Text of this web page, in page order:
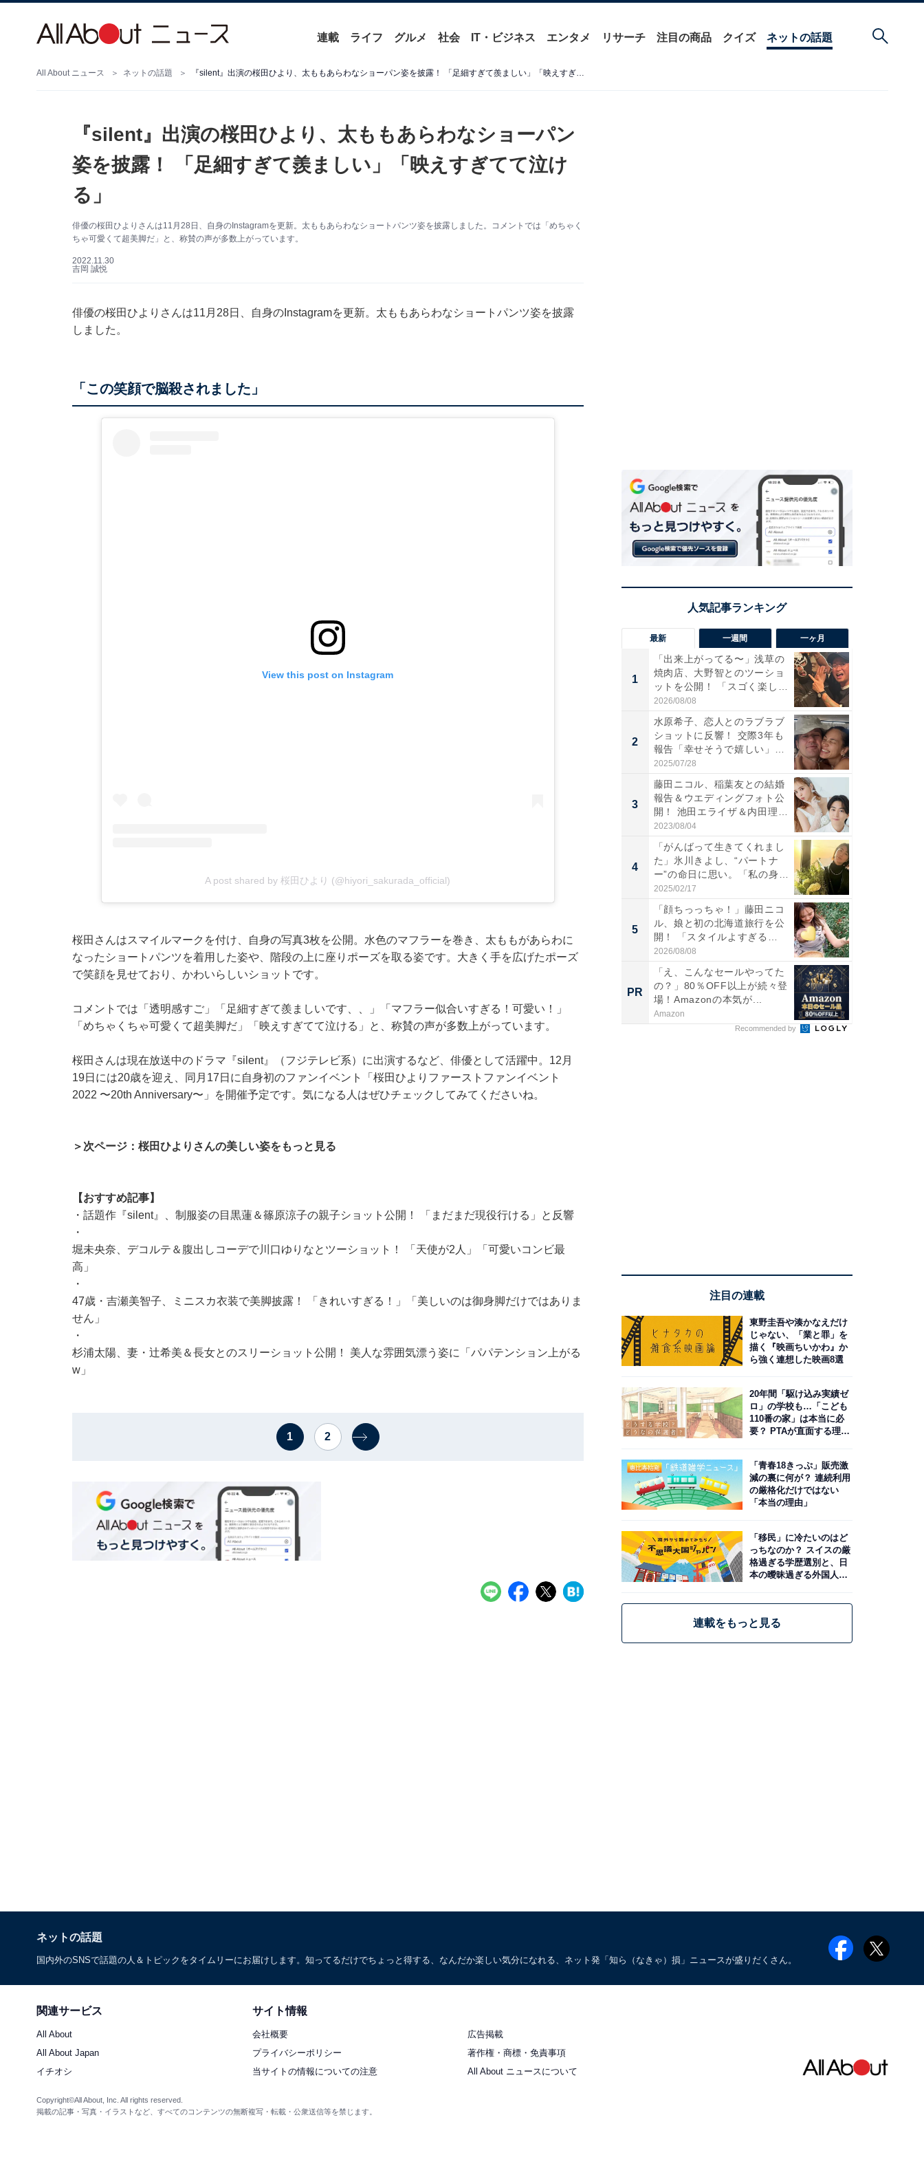
連載 ライフ グルメ 社会 IT・ビジネス エンタメ リサーチ 注目の商品 クイズ ネットの話題
All About ニュース ネットの話題 『silent』出演の桜田ひより、太ももあらわなショーパン姿を披露！ 「足細すぎて羨ましい」「映えすぎてて泣ける」
『silent』出演の桜田ひより、太ももあらわなショーパン
姿を披露！ 「足細すぎて羨ましい」「映えすぎてて泣け
る」
俳優の桜田ひよりさんは11月28日、自身のInstagramを更新。太ももあらわなショートパンツ姿を披露しました。コメントでは「めちゃく
ちゃ可愛くて超美脚だ」と、称賛の声が多数上がっています。
2022.11.30
吉岡 誠悦
俳優の桜田ひよりさんは11月28日、自身のInstagramを更新。太ももあらわなショートパンツ姿を披露
しました。
「この笑顔で脳殺されました」
View this post on Instagram
A post shared by 桜田ひより (@hiyori_sakurada_official)
桜田さんはスマイルマークを付け、自身の写真3枚を公開。水色のマフラーを巻き、太ももがあらわに
なったショートパンツを着用した姿や、階段の上に座りポーズを取る姿です。大きく手を広げたポーズ
で笑顔を見せており、かわいらしいショットです。
コメントでは「透明感すご」「足細すぎて羨ましいです、、」「マフラー似合いすぎる！可愛い！」
「めちゃくちゃ可愛くて超美脚だ」「映えすぎてて泣ける」と、称賛の声が多数上がっています。
桜田さんは現在放送中のドラマ『silent』（フジテレビ系）に出演するなど、俳優として活躍中。12月
19日には20歳を迎え、同月17日に自身初のファンイベント「桜田ひよりファーストファンイベント
2022 〜20th Anniversary〜」を開催予定です。気になる人はぜひチェックしてみてくださいね。
＞次ページ：桜田ひよりさんの美しい姿をもっと見る
【おすすめ記事】
・ 話題作『silent』、制服姿の目黒蓮＆篠原涼子の親子ショット公開！ 「まだまだ現役行ける」と反響
・
堀未央奈、デコルテ＆腹出しコーデで川口ゆりなとツーショット！ 「天使が2人」「可愛いコンビ最
高」
・
47歳・吉瀬美智子、ミニスカ衣装で美脚披露！ 「きれいすぎる！」「美しいのは御身脚だけではありま
せん」
・
杉浦太陽、妻・辻希美＆長女とのスリーショット公開！ 美人な雰囲気漂う姿に「パパテンション上がる
w」
1 2
最新 一週間 一ヶ月
1
「出来上がってる〜」浅草の
焼肉店、大野智とのツーショ
ットを公開！ 「スゴく楽し
そ...
2026/08/08
2
水原希子、恋人とのラブラブ
ショットに反響！ 交際3年も
報告「幸せそうで嬉しい」
「...
2025/07/28
3
藤田ニコル、稲葉友との結婚
報告＆ウエディングフォト公
開！ 池田エライザ＆内田理
央...
2023/08/04
4
「がんばって生きてくれまし
た」氷川きよし、“パートナ
ー”の命日に思い。「私の身
体...
2025/02/17
5
「顔ちっっちゃ！」藤田ニコ
ル、娘と初の北海道旅行を公
開！ 「スタイルよすぎる
よ〜...
2026/08/08
PR
「え、こんなセールやってた
の？」80％OFF以上が続々登
場！Amazonの本気が...
Amazon
Recommended by
注目の連載
東野圭吾や湊かなえだけ
じゃない、「業と罪」を
描く『映画ちいかわ』か
ら強く連想した映画8選
20年間「駆け込み実績ゼ
ロ」の学校も…「こども
110番の家」は本当に必
要？ PTAが直面する理想
「青春18きっぷ」販売激
減の裏に何が？ 連続利用
の厳格化だけではない
「本当の理由」
「移民」に冷たいのはど
っちなのか？ スイスの厳
格過ぎる学歴選別と、日
本の曖昧過ぎる外国人政
連載をもっと見る
ネットの話題
国内外のSNSで話題の人＆トピックをタイムリーにお届けします。知ってるだけでちょっと得する、なんだか楽しい気分になれる、ネット発「知ら（なきゃ）損」ニュースが盛りだくさん。
関連サービス
All About
All About Japan
イチオシ
サイト情報
会社概要
広告掲載
プライバシーポリシー
著作権・商標・免責事項
当サイトの情報についての注意
All About ニュースについて
Copyright©All About, Inc. All rights reserved.
掲載の記事・写真・イラストなど、すべてのコンテンツの無断複写・転載・公衆送信等を禁じます。